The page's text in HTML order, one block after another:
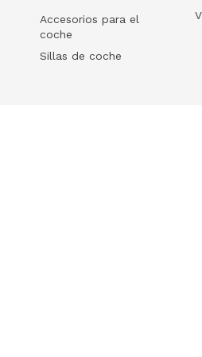
Accesorios para el
coche
Sillas de coche